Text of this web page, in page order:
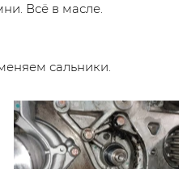
Всё в масле.
сальники.